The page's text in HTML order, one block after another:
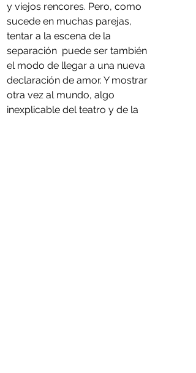
y viejos rencores. Pero, como
sucede en muchas parejas,
tentar a la escena de la
separación  puede ser también
el modo de llegar a una nueva
declaración de amor. Y mostrar
otra vez al mundo, algo
inexplicable del teatro y de la